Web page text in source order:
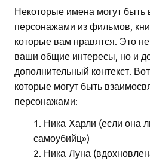
Некоторые имена могут быть
персонажами из фильмов,
которые вам нравятся. Это
ваши общие интересы, но и
дополнительный контекст.
которые могут быть
персонажами:
Ника-Харли (если она
самоубийц»)
Ника-Луна